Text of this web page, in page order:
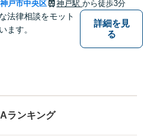
神戸市中央区 神戸駅 から徒歩3分
法律相談をモット
ます。
詳細を見
る
ランキング